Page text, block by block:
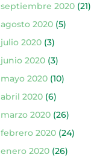
septiembre 2020(21)
agosto 2020(5)
julio 2020(3)
junio 2020(3)
mayo 2020(10)
abril 2020(6)
marzo 2020(26)
febrero 2020(24)
enero 2020(26)